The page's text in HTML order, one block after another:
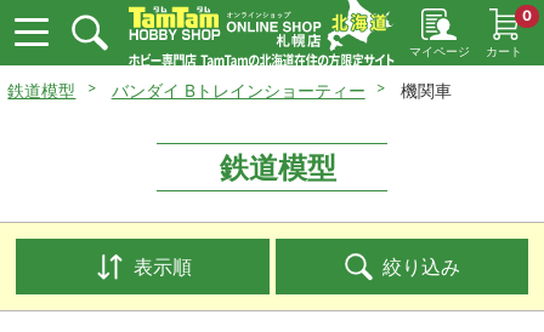
マイページ カート
0
鉄道模型 バンダイ Bトレインショーティー 機関車
鉄道模型
表示順 絞り込み